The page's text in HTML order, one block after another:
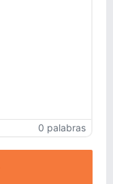
0 palabras